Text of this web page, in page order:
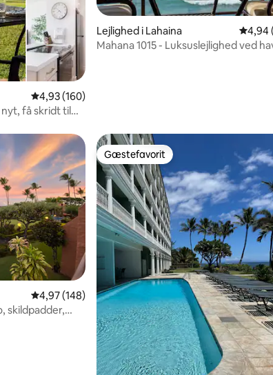
151 omtaler
4,93 ud af 5 i gennemsnitlig bedømmelse, 160
4,93 (160)
få skridt til
Lejlighed i Lahaina 4,94
4,94
Mahana 1015 - Luksuslejlighed ved
274 omtaler
4,97 ud af 5 i gennemsnitlig bedømmelse, 148
4,97 (148)
skildpadder,
Gæstefavorit
Gæstefavorit